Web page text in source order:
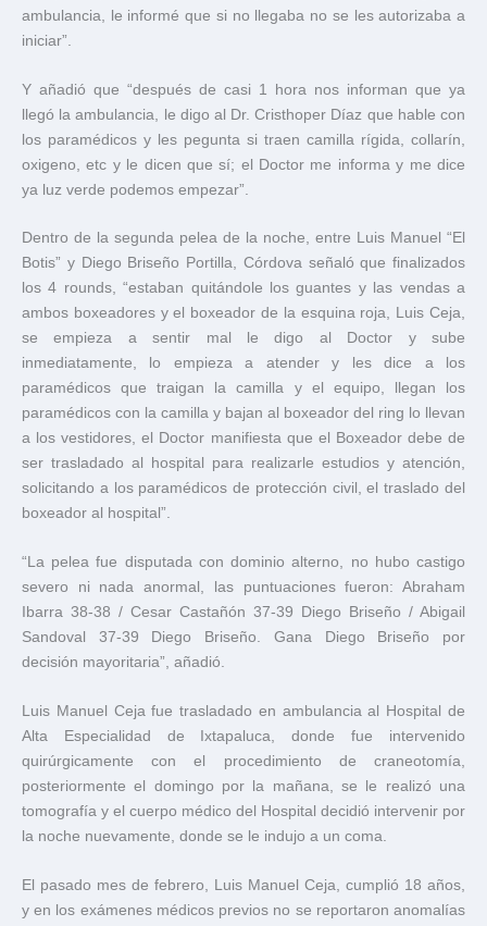
ambulancia, le informé que si no llegaba no se les autorizaba a
iniciar”.
Y añadió que “después de casi 1 hora nos informan que ya
llegó la ambulancia, le digo al Dr. Cristhoper Díaz que hable con
los paramédicos y les pegunta si traen camilla rígida, collarín,
oxigeno, etc y le dicen que sí; el Doctor me informa y me dice
ya luz verde podemos empezar”.
Dentro de la segunda pelea de la noche, entre Luis Manuel “El
Botis” y Diego Briseño Portilla, Córdova señaló que finalizados
los 4 rounds, “estaban quitándole los guantes y las vendas a
ambos boxeadores y el boxeador de la esquina roja, Luis Ceja,
se empieza a sentir mal le digo al Doctor y sube
inmediatamente, lo empieza a atender y les dice a los
paramédicos que traigan la camilla y el equipo, llegan los
paramédicos con la camilla y bajan al boxeador del ring lo llevan
a los vestidores, el Doctor manifiesta que el Boxeador debe de
ser trasladado al hospital para realizarle estudios y atención,
solicitando a los paramédicos de protección civil, el traslado del
boxeador al hospital”.
“La pelea fue disputada con dominio alterno, no hubo castigo
severo ni nada anormal, las puntuaciones fueron: Abraham
Ibarra 38-38 / Cesar Castañón 37-39 Diego Briseño / Abigail
Sandoval 37-39 Diego Briseño. Gana Diego Briseño por
decisión mayoritaria”, añadió.
Luis Manuel Ceja fue trasladado en ambulancia al Hospital de
Alta Especialidad de Ixtapaluca, donde fue intervenido
quirúrgicamente con el procedimiento de craneotomía,
posteriormente el domingo por la mañana, se le realizó una
tomografía y el cuerpo médico del Hospital decidió intervenir por
la noche nuevamente, donde se le indujo a un coma.
El pasado mes de febrero, Luis Manuel Ceja, cumplió 18 años,
y en los exámenes médicos previos no se reportaron anomalías